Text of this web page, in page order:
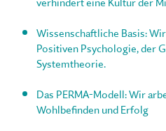
verhindert eine Kultur der
Wissenschaftliche Basis:
Positiven Psychologie, der
Systemtheorie.
Das PERMA-Modell: Wir
Wohlbefinden und Erfolg